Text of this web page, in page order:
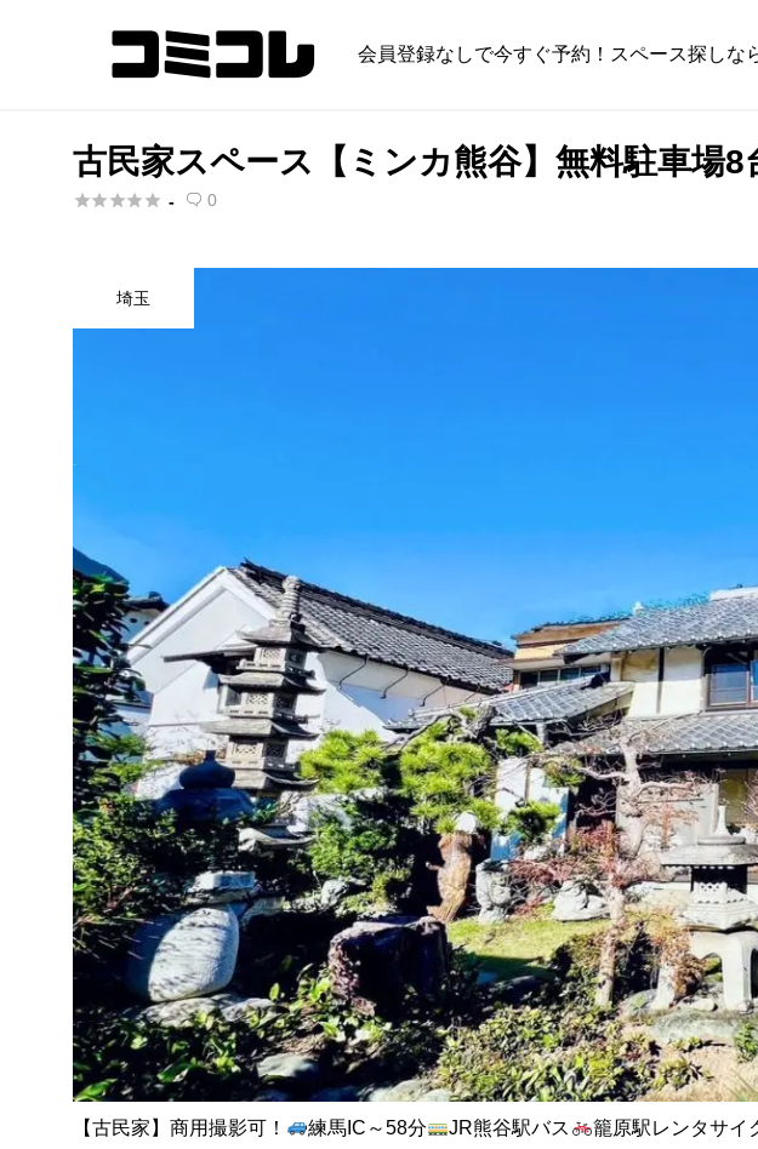
会員登録なしで今すぐ予約！スペース探しな
古民家スペース【ミンカ熊谷】無料駐車場
 -  0
埼玉
【古民家】商用撮影可！ 練馬IC～58分 JR熊谷駅バス 籠原駅レンタサイ